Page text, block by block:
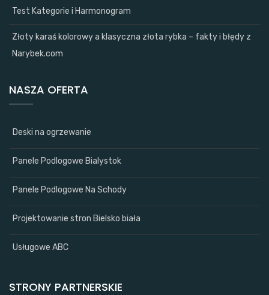
Test Kategorie i Harmonogram
Złoty karaś kolorowy a klasyczna złota rybka – fakty i błędy z
Narybek.com
NASZA OFERTA
Deski na ogrzewanie
Panele Podlogowe Bialystok
Panele Podlogowe Na Schody
Projektowanie stron Bielsko biała
Usługowe ABC
STRONY PARTNERSKIE